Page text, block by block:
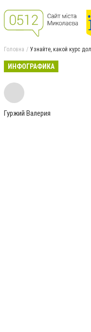
Головна Узнайте, какой курс
ИНФОГРАФИКА
Гуржий Валерия